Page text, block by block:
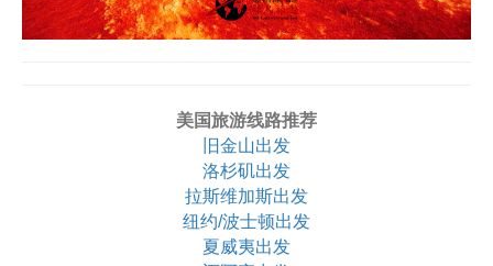
美国旅游线路推荐
旧金山出发
洛杉矶出发
拉斯维加斯出发
纽约/波士顿出发
夏威夷出发